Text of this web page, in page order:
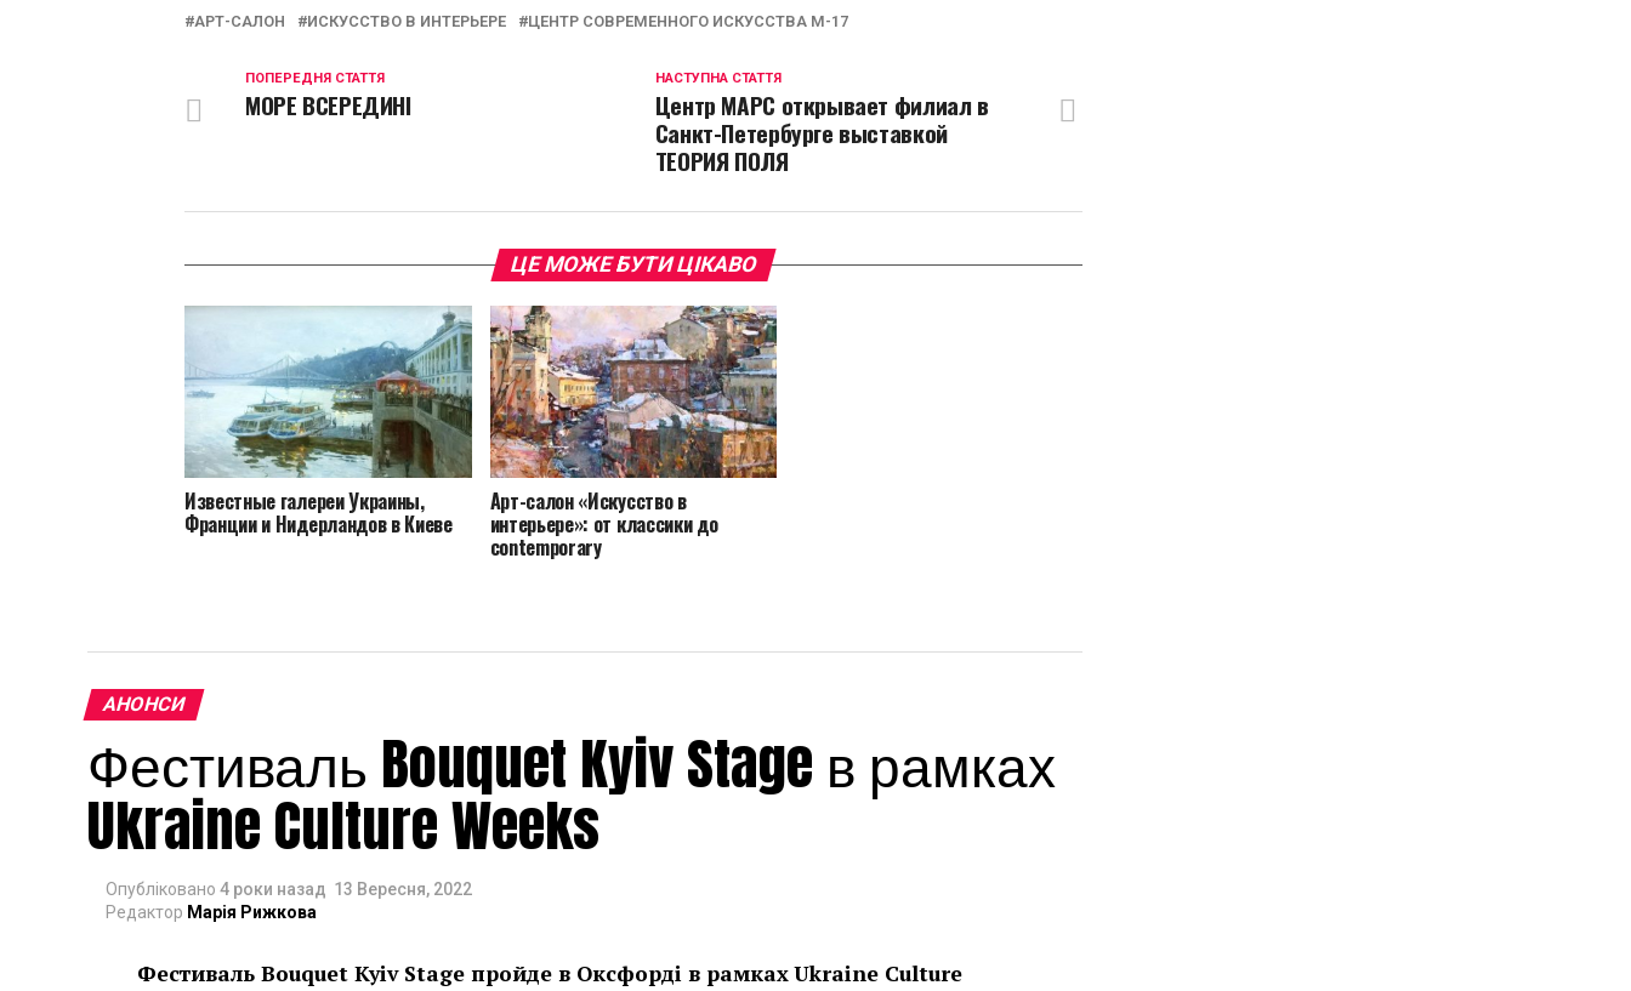
АРТ-САЛОН ИСКУССТВО В ИНТЕРЬЕРЕ ЦЕНТР СОВРЕМЕННОГО ИСКУССТВА М-17
НАСТУПНА СТАТТЯ
Центр МАРС открывает филиал в
Санкт-Петербурге выставкой
ТЕОРИЯ ПОЛЯ
ПОПЕРЕДНЯ СТАТТЯ
МОРЕ ВСЕРЕДИНІ
ЦЕ МОЖЕ БУТИ ЦІКАВО
Известные галереи Украины,
Франции и Нидерландов в Киеве
Арт-салон «Искусство в
интерьере»: от классики до
contemporary
АНОНСИ
Фестиваль Bouquet Kyiv Stage в рамках
Ukraine Culture Weeks
Опубліковано 4 роки назад 13 Вересня, 2022
Редактор Марія Рижкова
Фестиваль Bouquet Kyiv Stage пройде в Оксфорді в рамкахUkraine Culture